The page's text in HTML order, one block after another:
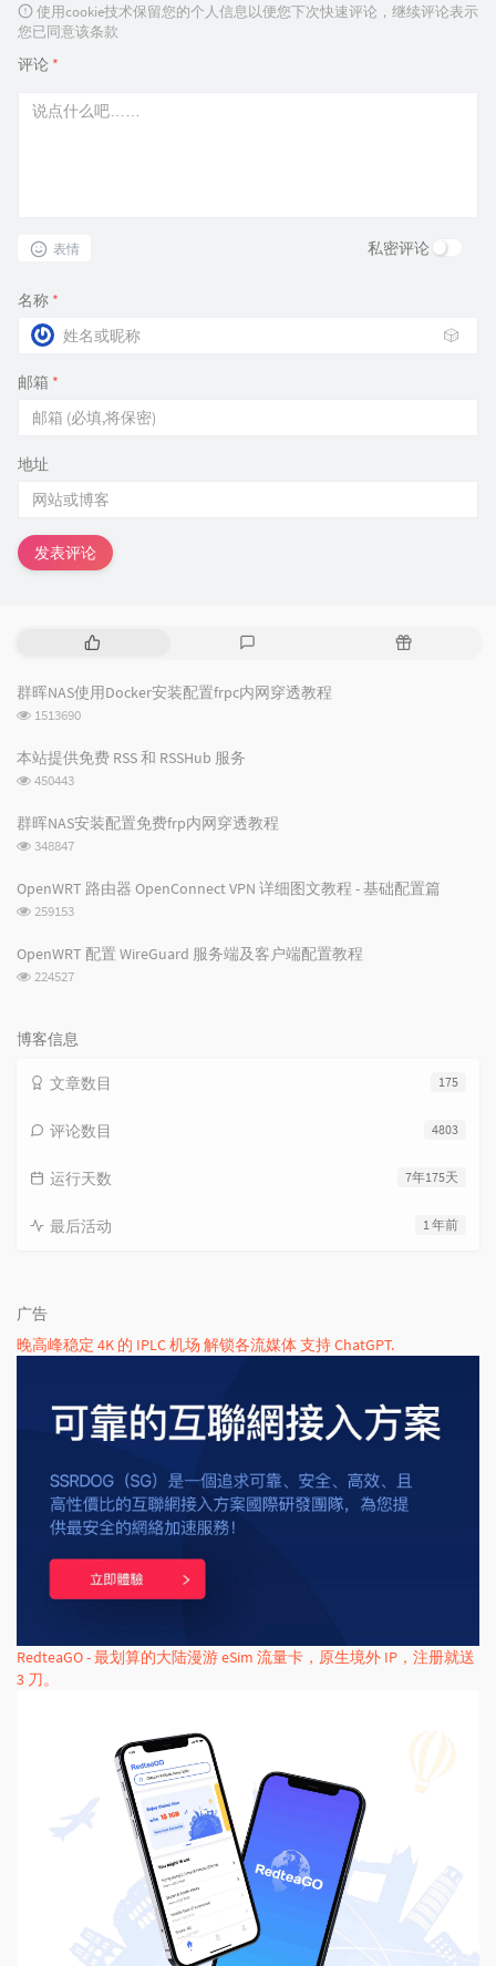
使用cookie技术保留您的个人信息以便您下次快速评论，继续评论表示
您已同意该条款
评论 *
表情 私密评论
名称 *
🎲
邮箱 *
地址
发表评论
热
文
章
评
论
随
群晖NAS使用Docker安装配置frpc内网穿透教程
浏
次
数:
1513690
本站提供免费 RSS 和 RSSHub 服务
浏
次
数:
450443
群晖NAS安装配置免费frp内网穿透教程
浏
次
348847
OpenWRT 路由器 OpenConnect VPN 详细图文教程 - 基础配置篇
浏
次
259153
OpenWRT 配置 WireGuard 服务端及客户端配置教程
浏
数:
224527
博客信息
175
文章数目
4803
评论数目
7年175天
运行天数
1 年前
最后活动
广告
晚高峰稳定 4K 的 IPLC 机场 解锁各流媒体 支持 ChatGPT.
RedteaGO - 最划算的大陆漫游 eSim 流量卡，原生境外 IP，注册就送
3 刀。